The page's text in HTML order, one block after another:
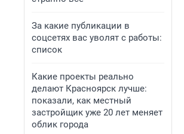
За какие публикации в
соцсетях вас уволят с работы:
список
Какие проекты реально
делают Красноярск лучше:
показали, как местный
застройщик уже 20 лет меняет
облик города